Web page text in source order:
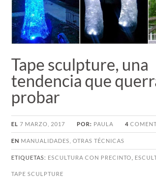
Tape sculpture, una
tendencia que
probar
EL 7 MARZO, 2017 POR: PAULA 4
EN MANUALIDADES ,OTRAS TÉCNICAS
ETIQUETAS: ESCULTURA CON PRECINTO
TAPE SCULPTURE